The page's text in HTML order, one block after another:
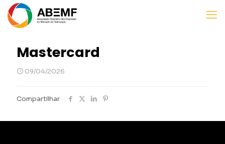
Mastercard
09/04/2026
Compartilhar